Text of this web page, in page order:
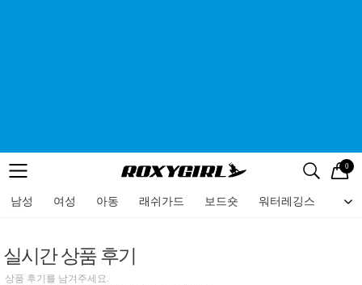
메뉴 검색
로고 0
남성 여성 아동 래쉬가드 보드숏 워터레깅스 비
메뉴
실시간 상품 후기
상품 후기를 남겨주세요.